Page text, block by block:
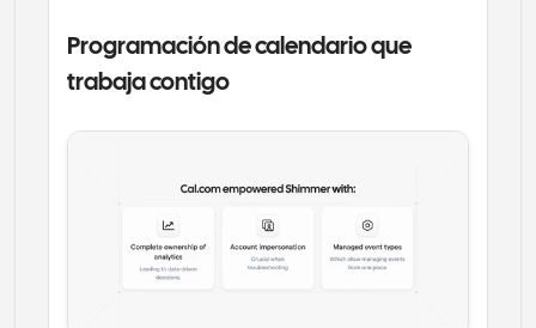
Programación de calendario que
trabaja contigo